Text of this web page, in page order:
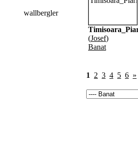
wallbergler
(Josef)
Banat
1 2 3 4 5 6 »